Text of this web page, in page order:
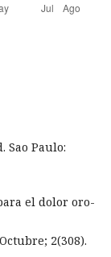
Paulo:
el dolor oro-
2(308).